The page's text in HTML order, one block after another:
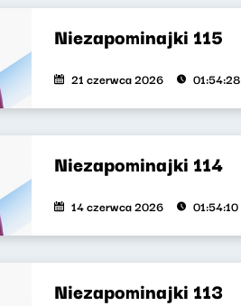
Niezapominajki 115
21 czerwca 2026 01:54:28
Niezapominajki 114
14 czerwca 2026 01:54:10
Niezapominajki 113